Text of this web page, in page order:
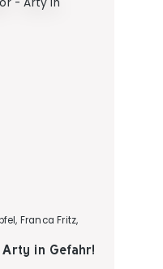
Franca Fritz,
in Gefahr!